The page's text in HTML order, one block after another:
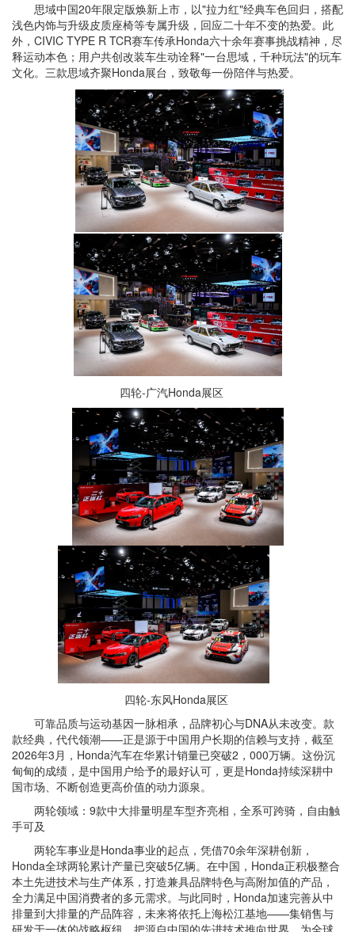
思域中国20年限定版焕新上市，以"拉力红"经典车色回归，搭配
浅色内饰与升级皮质座椅等专属升级，回应二十年不变的热爱。此
外，CIVIC TYPE R TCR赛车传承Honda六十余年赛事挑战精神，尽
释运动本色；用户共创改装车生动诠释"一台思域，千种玩法"的玩车
文化。三款思域齐聚Honda展台，致敬每一份陪伴与热爱。
四轮-广汽Honda展区
四轮-东风Honda展区
可靠品质与运动基因一脉相承，品牌初心与DNA从未改变。款
款经典，代代领潮——正是源于中国用户长期的信赖与支持，截至
2026年3月，Honda汽车在华累计销量已突破2，000万辆。这份沉
甸甸的成绩，是中国用户给予的最好认可，更是Honda持续深耕中
国市场、不断创造更高价值的动力源泉。
两轮领域：9款中大排量明星车型齐亮相，全系可跨骑，自由触
手可及
两轮车事业是Honda事业的起点，凭借70余年深耕创新，
Honda全球两轮累计产量已突破5亿辆。在中国，Honda正积极整合
本土先进技术与生产体系，打造兼具品牌特色与高附加值的产品，
全力满足中国消费者的多元需求。与此同时，Honda加速完善从中
排量到大排量的产品阵容，未来将依托上海松江基地——集销售与
研发于一体的战略枢纽，把源自中国的先进技术推向世界，为全球